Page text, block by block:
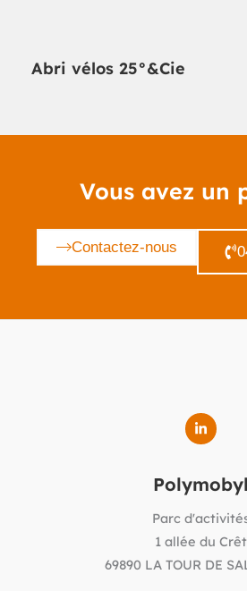
Abri vélos 25°&Cie
Vous avez un
Contactez-nous
Polymobyl
Parc
1 allée du Crêt
69890 LA TOUR DE